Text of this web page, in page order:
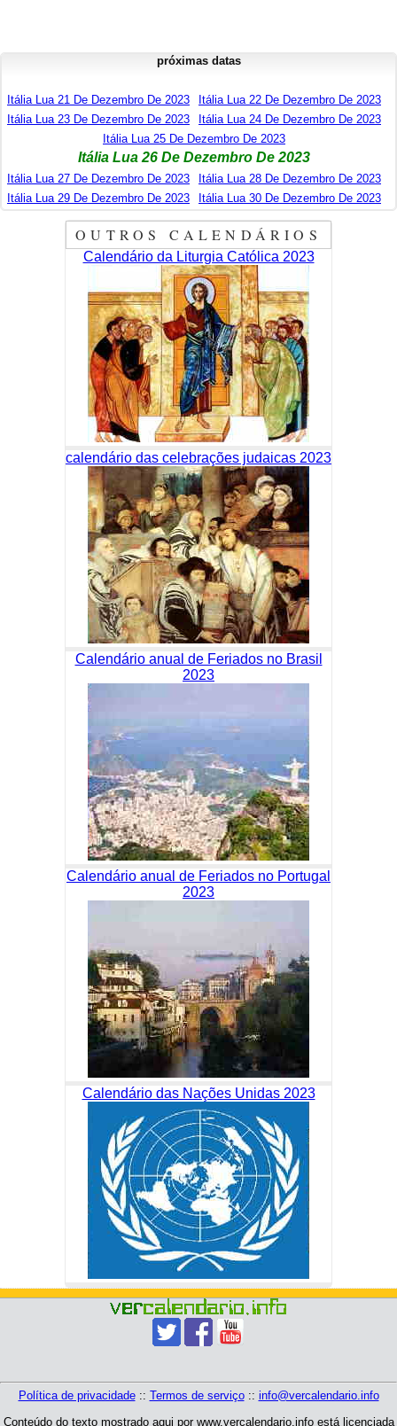
próximas datas
Itália Lua 21 De Dezembro De 2023
Itália Lua 22 De Dezembro De 2023
Itália Lua 23 De Dezembro De 2023
Itália Lua 24 De Dezembro De 2023
Itália Lua 25 De Dezembro De 2023
Itália Lua 26 De Dezembro De 2023
Itália Lua 27 De Dezembro De 2023
Itália Lua 28 De Dezembro De 2023
Itália Lua 29 De Dezembro De 2023
Itália Lua 30 De Dezembro De 2023
OUTROS CALENDÁRIOS
Calendário da Liturgia Católica 2023
calendário das celebrações judaicas 2023
Calendário anual de Feriados no Brasil
2023
Calendário anual de Feriados no Portugal
2023
Calendário das Nações Unidas 2023
Política de privacidade:: Termos de serviço:: info@vercalendario.info
Conteúdo do texto mostrado aqui por www.vercalendario.info está licenciada